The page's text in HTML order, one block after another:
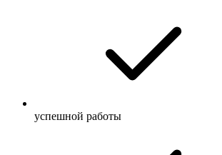
успешной работы